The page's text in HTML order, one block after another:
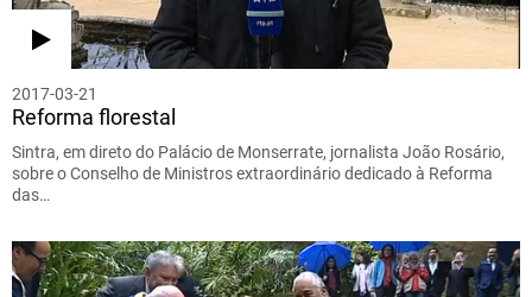
2017-03-21
Reforma florestal
Sintra, em direto do Palácio de Monserrate, jornalista João Rosário,
sobre o Conselho de Ministros extraordinário dedicado à Reforma
das…